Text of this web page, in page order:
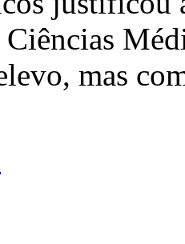
Ciências
mas